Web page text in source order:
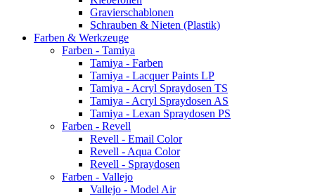
Gravierschablonen
Schrauben & Nieten (Plastik)
Farben & Werkzeuge
Farben - Tamiya
Tamiya - Farben
Tamiya - Lacquer Paints LP
Tamiya - Acryl Spraydosen TS
Tamiya - Acryl Spraydosen AS
Tamiya - Lexan Spraydosen PS
Farben - Revell
Revell - Email Color
Revell - Aqua Color
Revell - Spraydosen
Farben - Vallejo
Vallejo - Model Air